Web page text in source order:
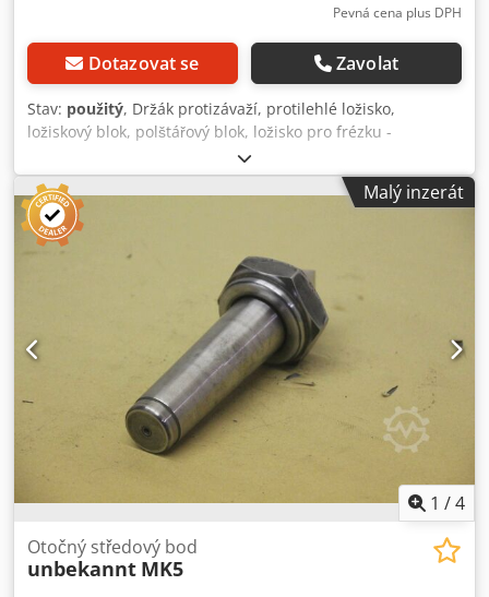
Pevná cena plus DPH
Dotazovat se Zavolat
Stav: použitý, Držák protizávaží, protilehlé ložisko,
ložiskový blok, polštářový blok, ložisko pro frézku -
Podrobnost: 70 x 98 mm -Vrtání: Ø 45 mm -Rozměry:
155/90 / H150 mm -Hmotnost: 6,3 kg Dsdpfod N Sikex Al
Tock
Malý inzerát
1 /4
Otočný středový bod
unbekannt MK5